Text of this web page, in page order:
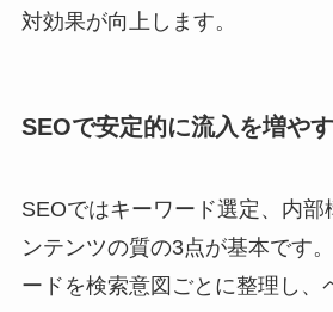
対効果が向上します。
SEOで安定的に流入を増や
SEOではキーワード選定、内部
ンテンツの質の3点が基本です
ードを検索意図ごとに整理し、